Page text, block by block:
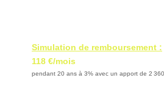
Simulation de remboursement :
118 €/mois
pendant 20 ans à 3% avec un apport de 2